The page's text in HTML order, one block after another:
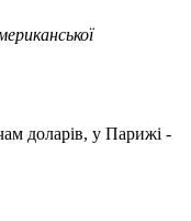
доларів, у Парижі -